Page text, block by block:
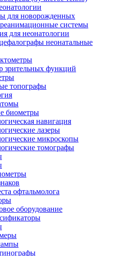
для новорожденных
системы
для неонатологии
неонатальные
зрительных функций
топографы
биометры
навигация
лазеры
микроскопы
томографы
офтальмолога
оборудование